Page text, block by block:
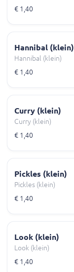
€ 1,40
Hannibal (klein)
Hannibal (klein)
€ 1,40
Curry (klein)
Curry (klein)
€ 1,40
Pickles (klein)
Pickles (klein)
€ 1,40
Look (klein)
Look (klein)
€ 1,40